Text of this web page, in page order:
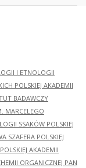
I ETNOLOGII
POLSKIEJ AKADEMII
BADAWCZY
MARCELEGO
SSAKÓW POLSKIEJ
SZAFERA POLSKIEJ
AKADEMII
ORGANICZNEJ PAN